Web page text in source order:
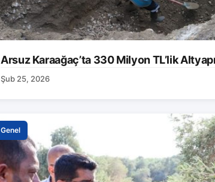
Arsuz Karaağaç’ta 330 Milyon TL’lik Altyapı
Şub 25, 2026
Genel